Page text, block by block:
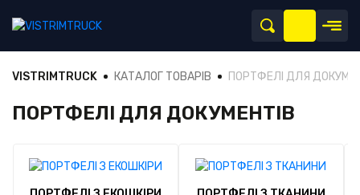
VISTRIMTRUCK КАТАЛОГ ТОВАРІВ ПОРТФЕЛІ ДЛЯ
ПОРТФЕЛІ ДЛЯ ДОКУМЕНТІВ